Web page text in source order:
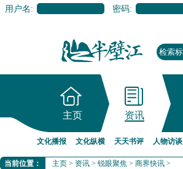
用户名: 密码:
主页 资讯
文化播报 文化纵横 天天书评 人物访谈
当前位置： 主页 > 资讯 > 锐眼聚焦 > 商界快讯 >